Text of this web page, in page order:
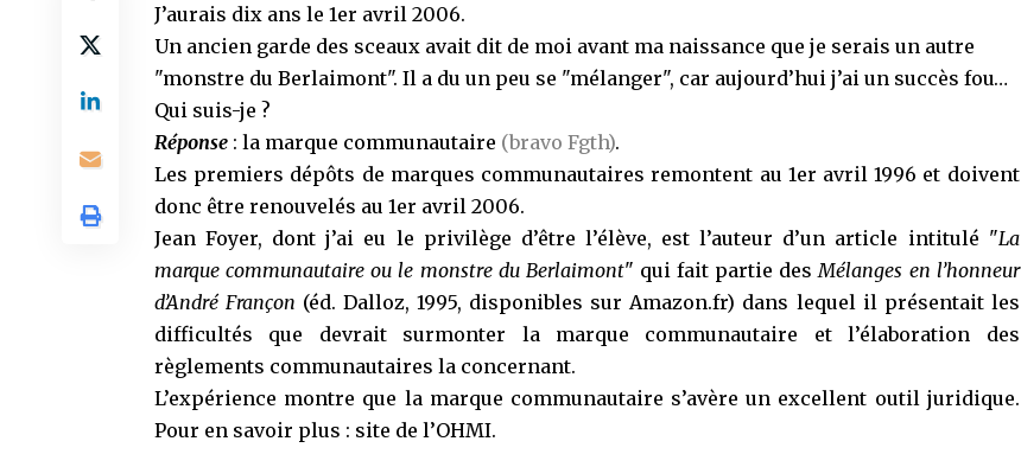
J’aurais dix ans le 1er avril 2006.
Un ancien garde des sceaux avait dit de moi avant ma naissance que je serais un autre
"monstre du Berlaimont". Il a du un peu se "mélanger", car aujourd’hui j’ai un succès fou…
Qui suis-je ?
Réponse : la marque communautaire (bravo Fgth).
Les premiers dépôts de marques communautaires remontent au 1er avril 1996 et doivent
donc être renouvelés au 1er avril 2006.
Jean Foyer, dont j’ai eu le privilège d’être l’élève, est l’auteur d’un article intitulé "La
marque communautaire ou le monstre du Berlaimont" qui fait partie des Mélanges en l’honneur
d’André Françon (éd. Dalloz, 1995, disponibles sur Amazon.fr) dans lequel il présentait les
difficultés que devrait surmonter la marque communautaire et l’élaboration des
règlements communautaires la concernant.
L’expérience montre que la marque communautaire s’avère un excellent outil juridique.
Pour en savoir plus : site de l’OHMI.